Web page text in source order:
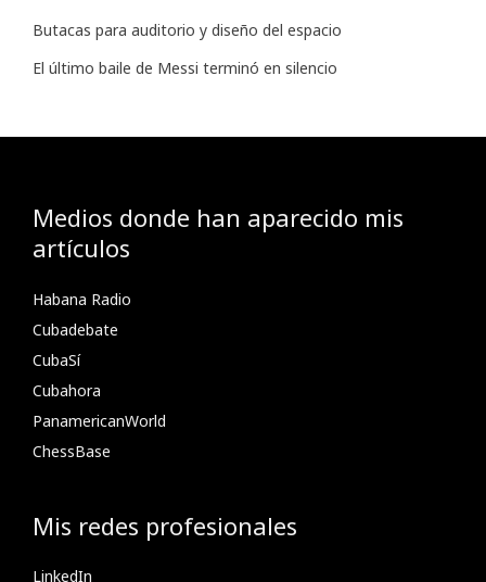
Butacas para auditorio y diseño del espacio
El último baile de Messi terminó en silencio
Medios donde han aparecido mis
artículos
Habana Radio
Cubadebate
CubaSí
Cubahora
PanamericanWorld
ChessBase
Mis redes profesionales
LinkedIn